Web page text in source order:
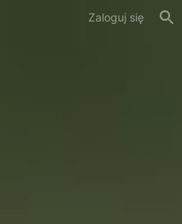
Zaloguj się